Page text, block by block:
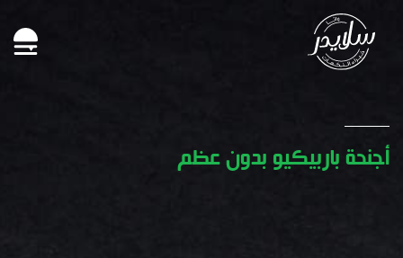
أجنحة باربيكيو بدون عظم